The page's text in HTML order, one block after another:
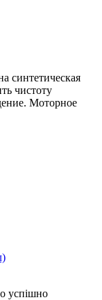
синтетическая
чистоту
Моторное